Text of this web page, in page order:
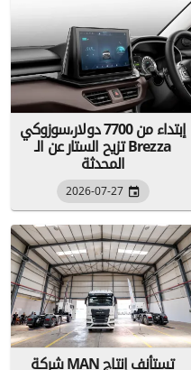
إبتداء من 7700 دولار،سوزوكي
تزيح الستار عن الـ Brezza
المحدثة
2026-07-27
شركة MAN تستأنف إنتاج